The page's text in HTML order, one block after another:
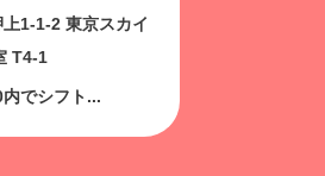
1-1-2 東京スカイ
T4-1
でシフト...